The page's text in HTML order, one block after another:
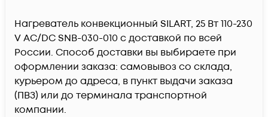
Нагреватель конвекционный SILART, 25 Вт 110-230
V AC/DC SNB-030-010 c доставкой по всей
России. Способ доставки вы выбираете при
оформлении заказа: самовывоз со склада,
курьером до адреса, в пункт выдачи заказа
(ПВЗ) или до терминала транспортной
компании.